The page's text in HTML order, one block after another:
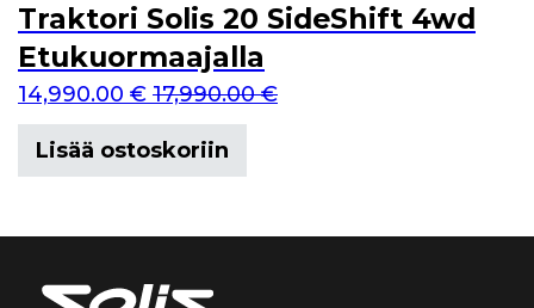
Traktori Solis 20 SideShift 4wd
Etukuormaajalla
14,990.00 € 17,990.00€
Lisää ostoskoriin